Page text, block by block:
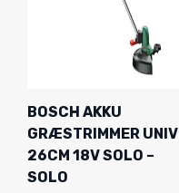
BOSCH AKKU
GRÆSTRIMMER UNIV
26CM 18V SOLO –
SOLO